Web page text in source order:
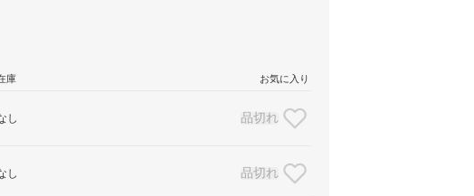
庫 お気に入り
し 品切れ
し 品切れ